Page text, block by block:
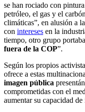
se han rociado con
petróleo, el gas y el
climáticas”, en alusión a
con intereses en la
tiempo, otro grupo
fuera de la COP”.
Según los propios
ofrece a estas
imagen pública
comprometidas con el
aumentar su capacidad